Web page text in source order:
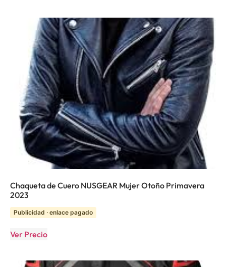
Chaqueta de Cuero NUSGEAR Mujer Otoño Primavera
2023
Publicidad · enlace pagado
Ver Precio